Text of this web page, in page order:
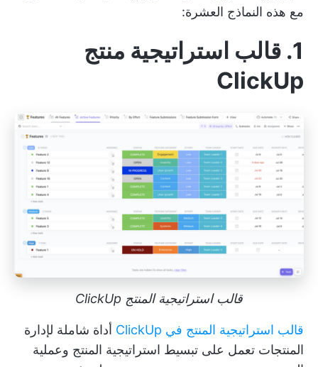
مع هذه النماذج العشرة:
1. قالب استراتيجية منتج
ClickUp
قالب استراتيجية المنتج ClickUp
قالب استراتيجية المنتج في ClickUp
أداة شاملة لإدارة
المنتجات تعمل على تبسيط استراتيجية المنتج وعملية